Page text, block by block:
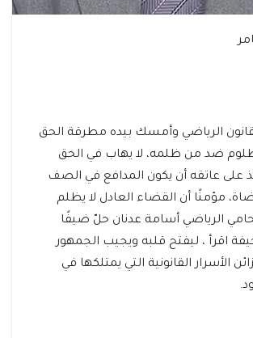
الرياضي وأمسك بيده مطرقة الحق
ضد من ظلمه، لا يهاب في الحق
على عاتقه أن يكون المدافع في الصف
مؤمنًا أن القضاء العادل لا يظلم
الرياضي أسامة عدنان حلّ ضيفًا
اقرأ ، ليفتح قلبه ويجيب الجمهور
الأسرار القانونية التي يمتلكها في